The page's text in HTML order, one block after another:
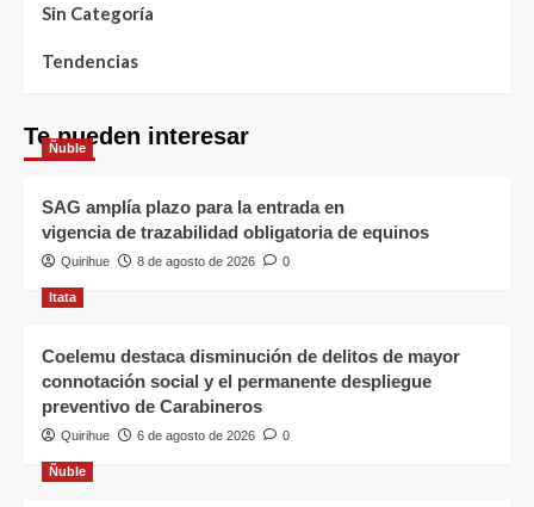
Sin Categoría
Tendencias
Te pueden interesar
Ñuble
SAG amplía plazo para la entrada en
vigencia de trazabilidad obligatoria de equinos
Quirihue 8 de agosto de 2026 0
Itata
Coelemu destaca disminución de delitos de mayor
connotación social y el permanente despliegue
preventivo de Carabineros
Quirihue 6 de agosto de 2026 0
Ñuble